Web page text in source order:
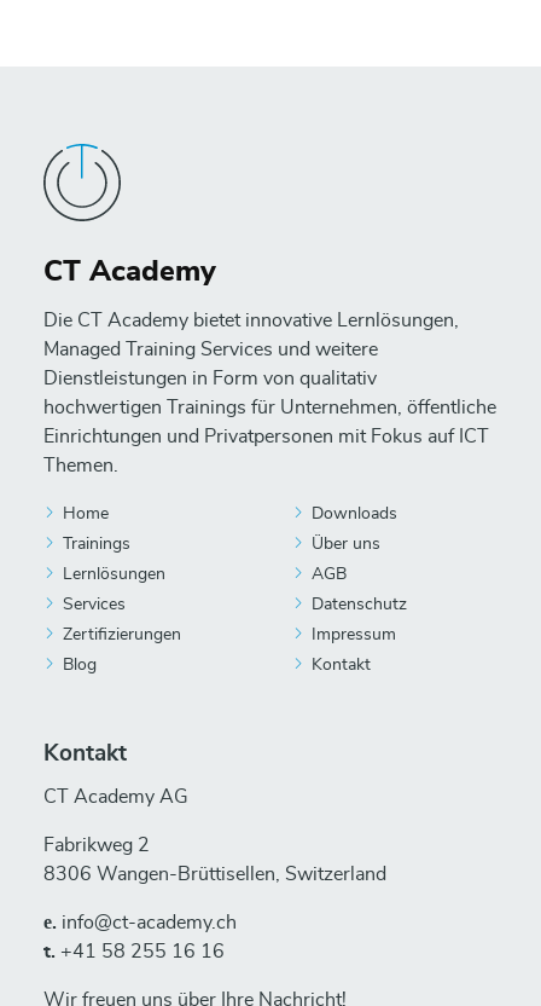
CT Academy
Die CT Academy bietet innovative Lernlösungen,
Managed Training Services und weitere
Dienstleistungen in Form von qualitativ
hochwertigen Trainings für Unternehmen, öffentliche
Einrichtungen und Privatpersonen mit Fokus auf ICT
Themen.
Home
Trainings
Lernlösungen
Services
Zertifizierungen
Blog
Downloads
Über uns
AGB
Datenschutz
Impressum
Kontakt
Kontakt
CT Academy AG
Fabrikweg 2
8306 Wangen-Brüttisellen, Switzerland
е. info@ct-academy.ch
t. +41 58 255 16 16
Wir freuen uns über Ihre Nachricht!